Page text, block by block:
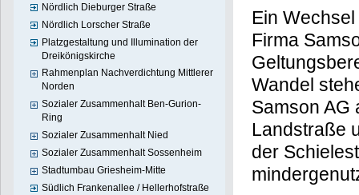
Nördlich Dieburger Straße
Nördlich Lorscher Straße
Platzgestaltung und Illumination der
Dreikönigskirche
Rahmenplan Nachverdichtung Mittlerer
Norden
Sozialer Zusammenhalt Ben-Gurion-
Ring
Sozialer Zusammenhalt Nied
Sozialer Zusammenhalt Sossenheim
Stadtumbau Griesheim-Mitte
Südlich Frankenallee / Hellerhofstraße
Ein
Firma
Wandel
Samson AG
Landstraße
der